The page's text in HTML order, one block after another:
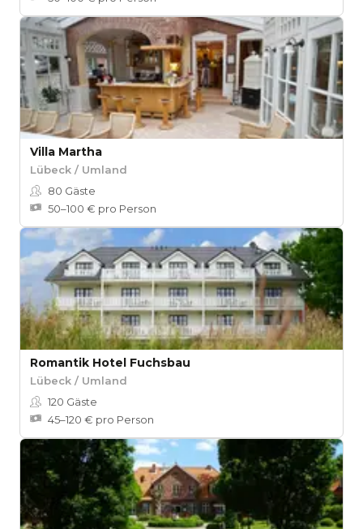
Villa Martha
Lübeck / Umland
80 Gäste
50–100 € pro Person
Romantik Hotel Fuchsbau
Lübeck / Umland
120 Gäste
45–120 € pro Person